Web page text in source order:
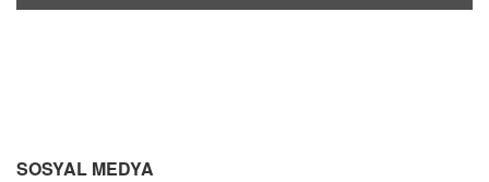
SOSYAL MEDYA